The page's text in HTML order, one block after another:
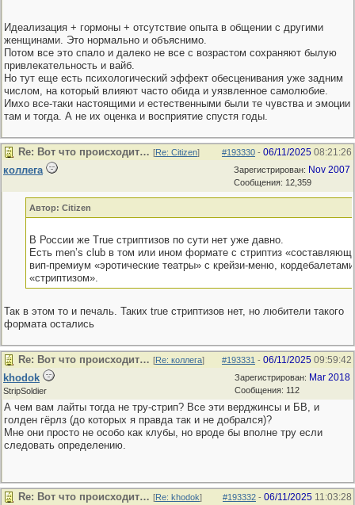
Идеализация + гормоны + отсутствие опыта в общении с другими
женщинами. Это нормально и объяснимо.
Потом все это спало и далеко не все с возрастом сохраняют былую
привлекательность и вайб.
Но тут еще есть психологический эффект обесценивания уже задним
числом, на который влияют часто обида и уязвленное самолюбие.
Имхо все-таки настоящими и естественными были те чувства и эмоции
там и тогда. А не их оценка и восприятие спустя годы.
#193330 - 06/11/2025 08:21:26
Re: Вот что происходит… [Re: Citizen]
Зарегистрирован: Nov 2007
Сообщения: 12,359
коллега
Автор: Citizen
В России же True стриптизов по сути нет уже давно.
Есть men’s club в том или ином формате с стриптиз
вип-премиум «эротические театры» с крейзи-меню,
«стриптизом».
Так в этом то и печаль. Таких true стриптизов нет, но любители такого
формата остались
#193331 - 06/11/2025 09:59:42
Re: Вот что происходит… [Re: коллега]
Зарегистрирован: Mar 2018
Сообщения: 112
khodok
StripSoldier
А чем вам лайты тогда не тру-стрип? Все эти верджинсы и БВ, и
голден гёрлз (до которых я правда так и не добрался)?
Мне они просто не особо как клубы, но вроде бы вполне тру если
следовать определению.
#193332 - 06/11/2025 11:03:28
Re: Вот что происходит… [Re: khodok]